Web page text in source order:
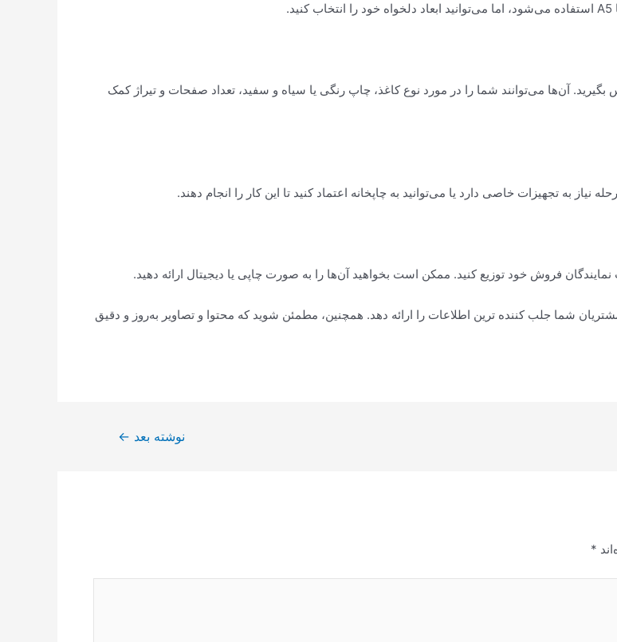
آن‌ها می‌توانند شما را در مورد نوع کاغذ، چاپ رنگی یا سیاه و سفید، تعداد صفحات و تیراژ کمک
به تجهیزات خاصی دارد یا می‌توانید به چاپخانه اعتماد کنید تا این کار را انجام دهند.
فروش خود توزیع کنید. ممکن است بخواهید آن‌ها را به صورت چاپی یا دیجیتال ارائه دهید.
شما جلب کننده ترین اطلاعات را ارائه دهد. همچنین، مطمئن شوید که محتوا و تصاویر به‌روز و دقیق
نوشته بعد ←
*